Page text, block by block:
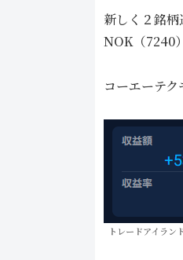
新しく２銘柄
NOK（7240
コーエーテ
トレードアイラン